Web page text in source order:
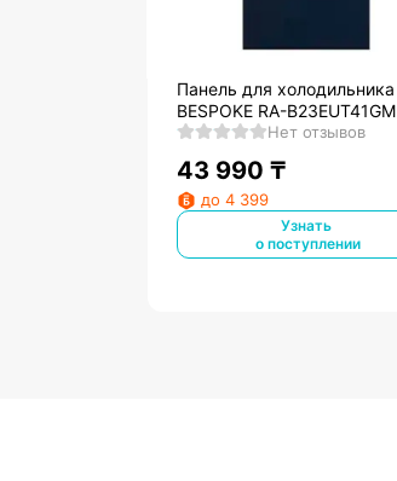
Панель для холодильника
BESPOKE RA-B23EUT41GM
Нет отзывов
43 990 ₸
до 4 399
Узнать
о поступлении